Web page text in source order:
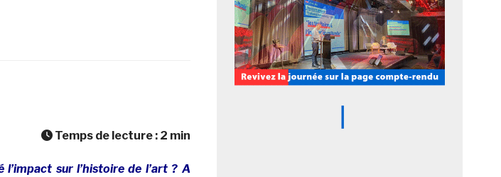
Temps de lecture : 2 min
sur l’histoire de l’art ? A